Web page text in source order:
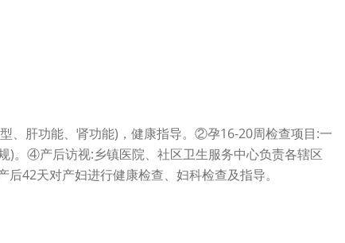
、肝功能、肾功能)，健康指导。②孕16-20周检查项目:一
)。④产后访视:乡镇医院、社区卫生服务中心负责各辖区
42天对产妇进行健康检查、妇科检查及指导。